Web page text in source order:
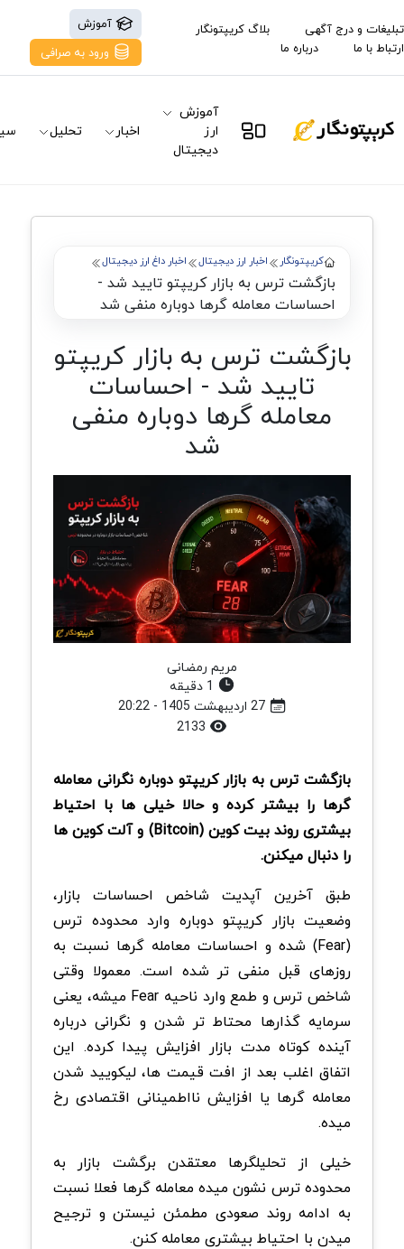
تبلیغات و درج آگهی
بلاگ کریپتونگار
ارتباط با ما
درباره ما
آموزش
ورود به صرافی
آموزش
ارز
دیجیتال
اخبار تحلیل
کریپتونگار اخبار ارز دیجیتال اخبار داغ ارز دیجیتال
بازگشت ترس به بازار کریپتو تایید شد -
احساسات معامله گرها دوباره منفی شد
بازگشت ترس به بازار کریپتو
تایید شد - احساسات
معامله گرها دوباره منفی
شد
مریم رمضانی
27 اردیبهشت 1405 - 20:22
بازگشت ترس به بازار کریپتو دوباره نگرانی معامله
گرها را بیشتر کرده و حالا خیلی ها با احتیاط
بیشتری روند بیت کوین (Bitcoin) و آلت کوین ها
را دنبال میکنن.
طبق آخرین آپدیت شاخص احساسات بازار،
وضعیت بازار کریپتو دوباره وارد محدوده ترس
(Fear) شده و احساسات معامله گرها نسبت به
روزهای قبل منفی تر شده است. معمولا وقتی
شاخص ترس و طمع وارد ناحیه Fear میشه، یعنی
سرمایه گذارها محتاط تر شدن و نگرانی درباره
آینده کوتاه مدت بازار افزایش پیدا کرده. این
اتفاق اغلب بعد از افت قیمت ها، لیکویید شدن
معامله گرها یا افزایش نااطمینانی اقتصادی رخ
میده.
خیلی از تحلیلگرها معتقدن برگشت بازار به
محدوده ترس نشون میده معامله گرها فعلا نسبت
به ادامه روند صعودی مطمئن نیستن و ترجیح
میدن با احتیاط بیشتری معامله کنن.